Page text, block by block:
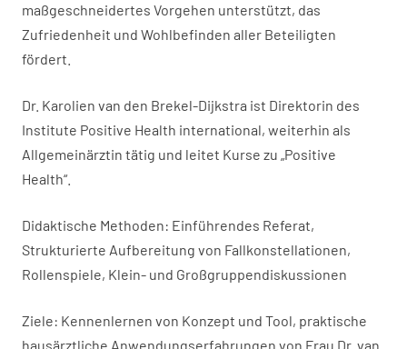
maßgeschneidertes Vorgehen unterstützt, das
Zufriedenheit und Wohlbefinden aller Beteiligten
fördert.
Dr. Karolien van den Brekel-Dijkstra ist Direktorin des
Institute Positive Health international, weiterhin als
Allgemeinärztin tätig und leitet Kurse zu „Positive
Health“.
Didaktische Methoden: Einführendes Referat,
Strukturierte Aufbereitung von Fallkonstellationen,
Rollenspiele, Klein- und Großgruppendiskussionen
Ziele: Kennenlernen von Konzept und Tool, praktische
hausärztliche Anwendungserfahrungen von Frau Dr. van